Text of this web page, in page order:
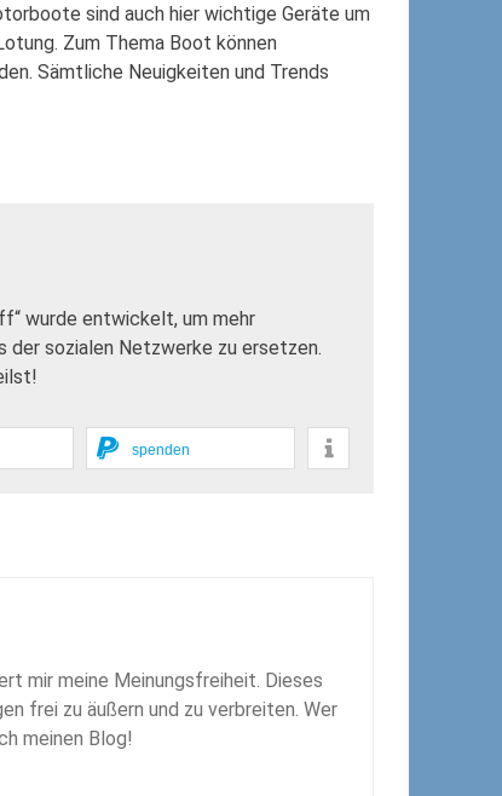
sind auch hier wichtige Geräte um
Zum Thema Boot können
Sämtliche Neuigkeiten und Trends
wurde entwickelt, um mehr
der sozialen Netzwerke zu ersetzen.
spenden
mir meine Meinungsfreiheit. Dieses
frei zu äußern und zu verbreiten. Wer
meinen Blog!